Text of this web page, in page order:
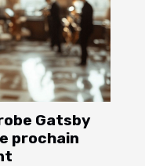
Gatsby
prochain